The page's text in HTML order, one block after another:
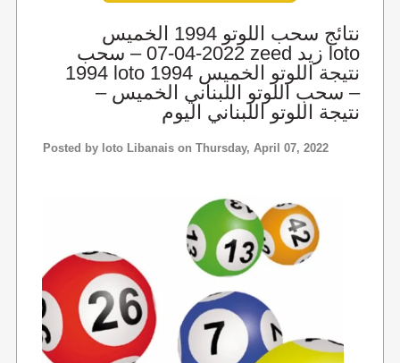
نتائج سحب اللوتو 1994 الخميس
2022-04-07 – سحب zeed زيد loto
1994 loto 1994 نتيجة اللوتو الخميس
– سحب اللوتو اللبناني الخميس –
نتيجة اللوتو اللبناني اليوم
Posted by loto Libanaison Thursday, April 07, 2022